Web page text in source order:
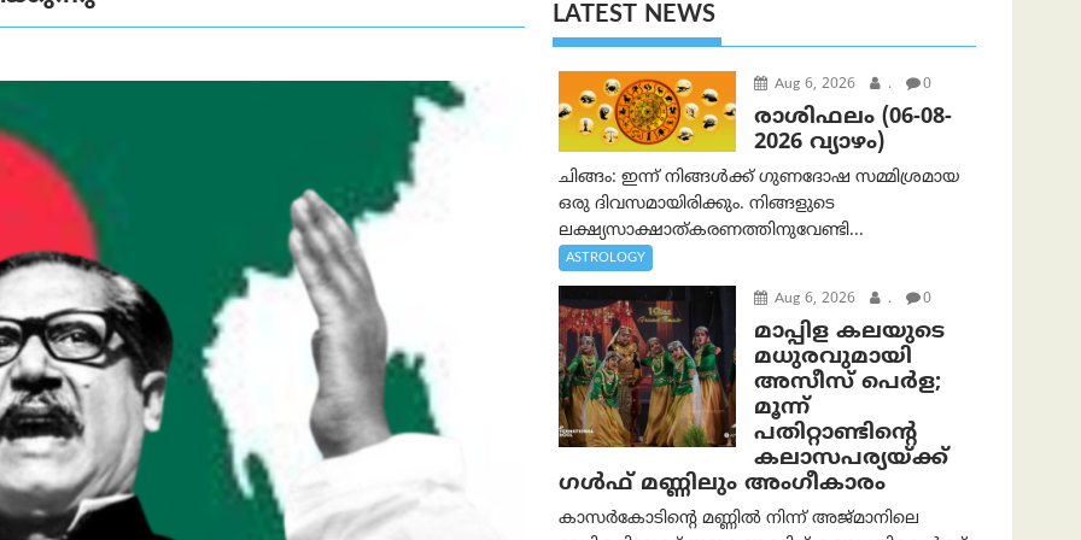
LATEST NEWS
Aug 6, 2026 . 0
രാശിഫലം (06-08-
2026 വ്യാഴം)
ചിങ്ങം: ഇന്ന് നിങ്ങൾക്ക് ഗുണദോഷ സമ്മിശ്രമായ
ഒരു ദിവസമായിരിക്കും. നിങ്ങളുടെ
ലക്ഷ്യസാക്ഷാത്കരണത്തിനുവേണ്ടി...
ASTROLOGY
Aug 6, 2026 . 0
മാപ്പിള കലയുടെ
മധുരവുമായി
അസീസ് പെർള;
മൂന്ന്
പതിറ്റാണ്ടിന്റെ
കലാസപര്യയ്ക്ക്
ഗൾഫ് മണ്ണിലും അംഗീകാരം
കാസർകോടിന്റെ മണ്ണിൽ നിന്ന് അജ്മാനിലെ